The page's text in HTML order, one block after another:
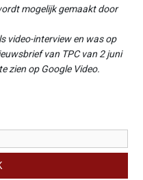
mogelijk gemaakt door
video-interview en was op
van TPC van 2 juni
zien op Google Video.